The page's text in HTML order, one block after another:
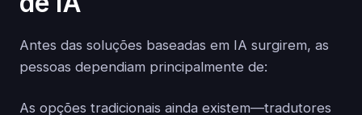
Antes das soluções baseadas em IA surgirem, as
pessoas dependiam principalmente de:
As opções tradicionais ainda existem—tradutores